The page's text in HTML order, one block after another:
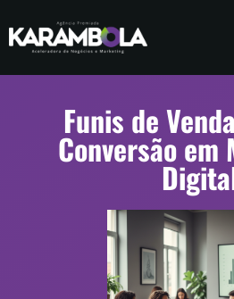
Funis de
Conversão